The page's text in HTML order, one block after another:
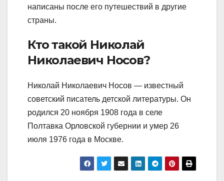
написаны после его путешествий в другие
страны.
Кто такой Николай
Николаевич Носов?
Николай Николаевич Носов — известный
советский писатель детской литературы. Он
родился 20 ноября 1908 года в селе
Полтавка Орловской губернии и умер 26
июля 1976 года в Москве.